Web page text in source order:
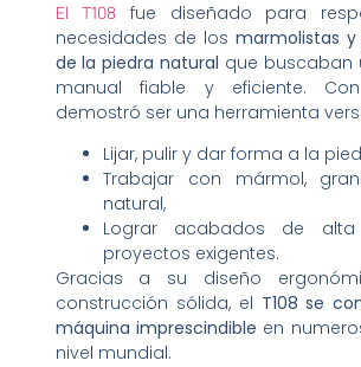
El T108 fue diseñado para
necesidades de losmarmolistas y
de la piedra natural que buscaban
manual fiable y eficiente.
demostró ser una herramienta
Lijar, pulir y dar forma a la
Trabajar con mármol,
natural,
Lograr acabados de
proyectos exigentes.
Gracias a su diseño
construcción sólida, el T108 se
máquina imprescindible en
nivel mundial.